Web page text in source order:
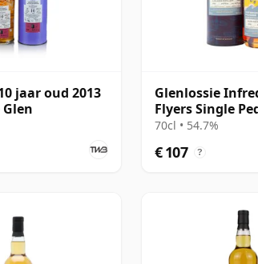
jaar oud 2013
Glenlossie
Flyers Single
Cask #9096
70cl • 54.7%
€ 107 ?